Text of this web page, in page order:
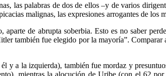
las palabras de dos de ellos –y de varios
malignas, las expresiones arrogantes de los
de abrupta soberbia. Esto es no saber
también fue elegido por la mayoría”.
a la izquierda), también fue mordaz y
mientras la alocución de Uribe (con el 62